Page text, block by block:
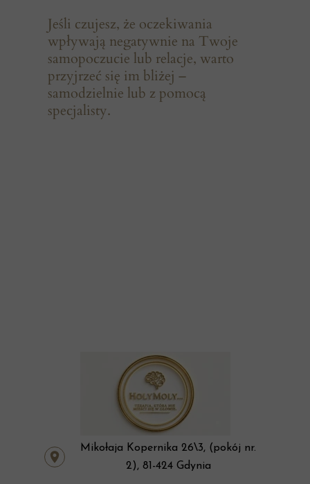
Jeśli czujesz, że oczekiwania
wpływają negatywnie na Twoje
samopoczucie lub relacje, warto
przyjrzeć się im bliżej –
samodzielnie lub z pomocą
specjalisty.
Mikołaja Kopernika 26\3, (pokój nr.
2), 81-424 Gdynia